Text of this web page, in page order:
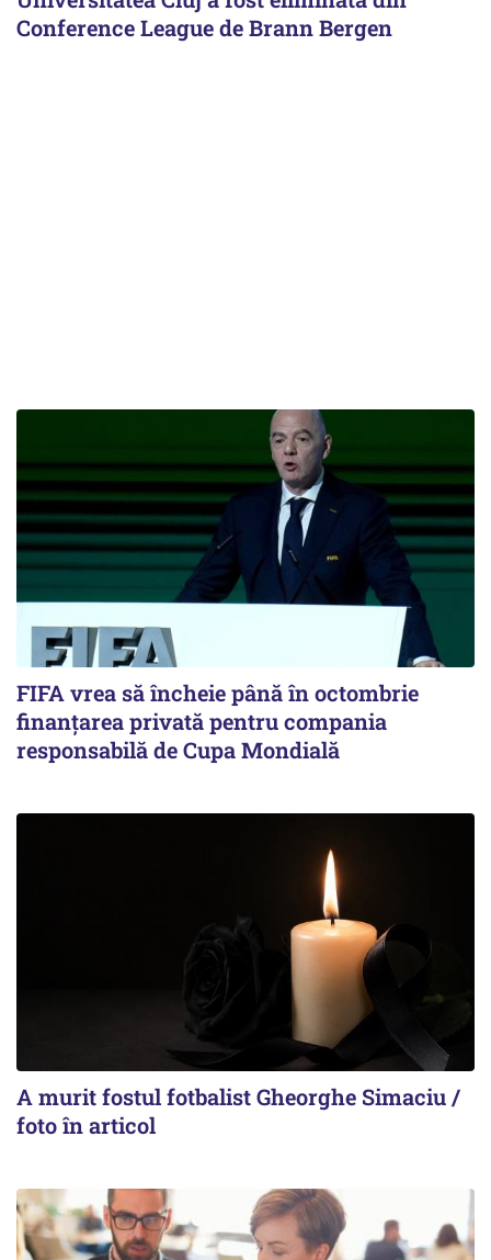
Conference League de Brann Bergen
FIFA vrea să încheie până în octombrie
finanțarea privată pentru compania
responsabilă de Cupa Mondială
A murit fostul fotbalist Gheorghe Simaciu /
foto în articol